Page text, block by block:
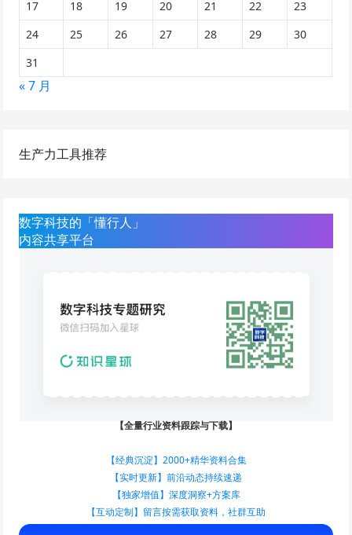
17
18 19 20 21 22
23
24
25 26 27 28 29
30
31
« 7 月
生产力工具推荐
数字科技的「懂行人」
内容共享平台
【全量行业资料跟踪与下载】
【经典沉淀】2000+精华资料合集
【实时更新】前沿动态持续速递
【独家增值】深度洞察+方案库
【互动定制】留言按需获取资料，社群互助